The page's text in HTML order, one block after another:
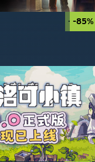
-85%
-40%
-95%
-50%
-60%
-20%